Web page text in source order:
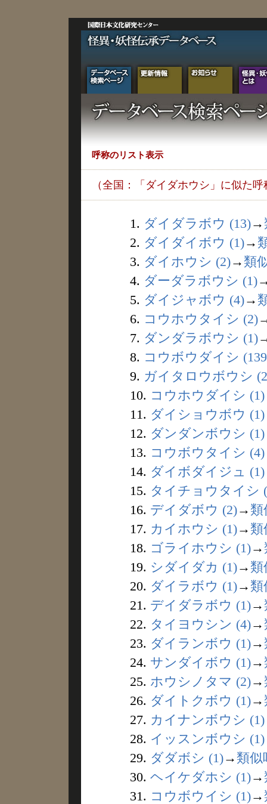
呼称のリスト表示
（全国：「ダイダホウシ」に似た呼
1. ダイダラボウ (13)→
2. ダイダイボウ (1)→
3. ダイホウシ (2)→ 類
4. ダーダラボウシ (1)
5. ダイジャボウ (4)→
6. コウホウタイシ (2)
7. ダンダラボウシ (1)
8. コウボウダイシ
9. ガイタロウボウシ
10. コウホウダイシ (1)
11. ダイショウボウ (1)
12. ダンダンボウシ (1)
13. コウボウタイシ (4)
14. ダイボダイジュ (1)
15. タイチョウタイシ
16. デイダボウ (2)→ 類
17. カイホウシ (1)→ 類
18. ゴライホウシ (1)→
19. シダイダカ (1)→ 類
20. ダイラボウ (1)→ 類
21. デイダラボウ (1)→
22. タイヨウシン (4)→
23. ダイランボウ (1)→
24. サンダイボウ (1)→
25. ホウシノタマ (2)→
26. ダイトクボウ (1)→
27. カイナンボウシ (1)
28. イッスンボウシ (1)
29. ダダボシ (1)→ 類似
30. ヘイケダホシ (1)→
31. コウボウイシ (1)→